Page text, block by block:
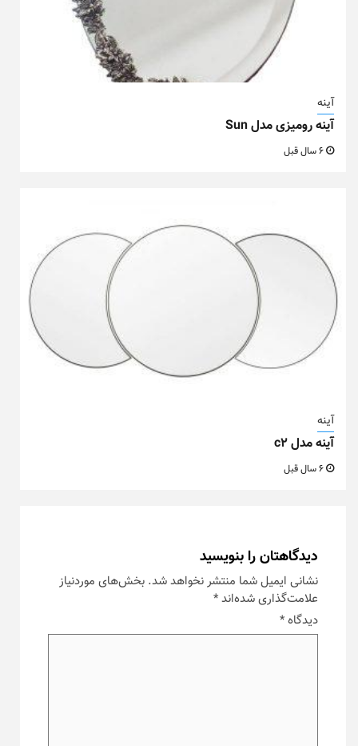
آینه
آینه رومیزی مدل Sun
آینه
آینه مدل c2
دیدگاهتان را بنویسید
نشانی ایمیل شما منتشر نخواهد شد. بخش‌های موردنیاز
علامت‌گذاری شده‌اند*
دیدگاه*